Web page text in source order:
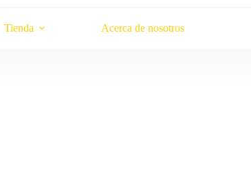
Tienda Acerca de nosotros